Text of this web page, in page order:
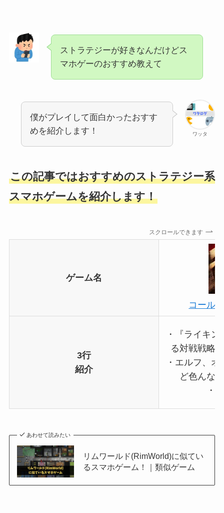
ストラテジーが好きなんだけどス
マホゲーのおすすめ教えて
ワッタ
僕がプレイして面白かったおすす
めを紹介します！
この記事ではおすすめのストラテジー系
スマホゲームを紹介します！
スクロールできます
ゲーム名
コール
3行
紹介
・『ライキ
る対戦戦略
・エルフ、
ど色んな
・
あわせて読みたい
リムワールド(RimWorld)に似てい
るスマホゲーム！｜類似ゲーム